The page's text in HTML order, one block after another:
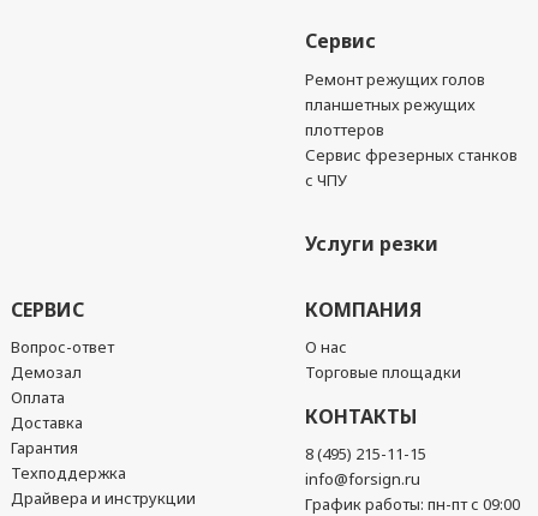
Сервис
Ремонт режущих голов
планшетных режущих
плоттеров
Сервис фрезерных станков
с ЧПУ
Услуги резки
СЕРВИС
Вопрос-ответ
Демозал
Оплата
Доставка
Гарантия
Техподдержка
Драйвера и инструкции
КОМПАНИЯ
О нас
Торговые площадки
КОНТАКТЫ
8 (495) 215-11-15
info@forsign.ru
График работы: пн-пт с 09:00